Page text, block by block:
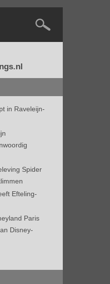
in Raveleijn-
Spider
Efteling-
Paris
Disney-